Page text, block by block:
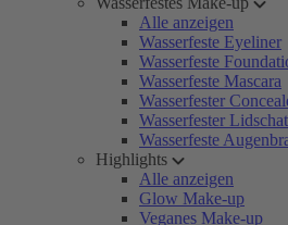
Alle anzeigen
Wasserfeste Eyeliner
Wasserfeste
Wasserfeste Mascara
Wasserfester
Wasserfester
Wasserfeste
Highlights
Alle anzeigen
Glow Make-up
Veganes Make-up